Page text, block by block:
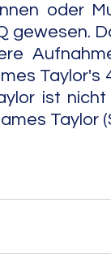
oder
gewesen.
Taylor's
ist